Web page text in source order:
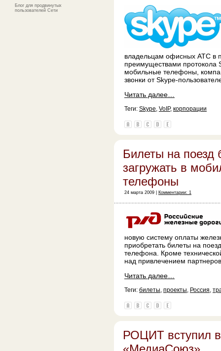
Блог для продвинутых
пользователей Сети
владельцам офисных АТС в
преимуществами протокола
мобильные телефоны,
звонки от Skype-
Читать далее…
Теги: Skype, VoIP, корпорации
Билеты на поезд
загружать в
телефоны
24 марта 2009 | Комментарии: 1
новую систему оплаты
приобретать билеты на
телефона. Кроме
над привлечением
Читать далее…
Теги: билеты, проекты, Россия,
РОЦИТ вступил в